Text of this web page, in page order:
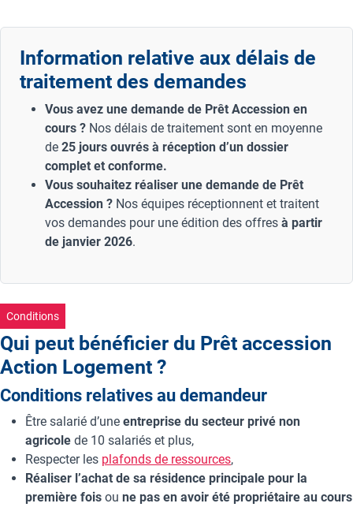
Information relative aux délais de
traitement des demandes
Vous avez une demande de Prêt Accession en
cours ? Nos délais de traitement sont en moyenne
de 25 jours ouvrés à réception d’un dossier
complet et conforme.
Vous souhaitez réaliser une demande de Prêt
Accession ? Nos équipes réceptionnent et traitent
vos demandes pour une édition des offres à partir
de janvier 2026.
Conditions
Qui peut bénéficier du Prêt accession
Action Logement ?
Conditions relatives au demandeur
Être salarié d’une entreprise du secteur privé non
agricole de 10 salariés et plus,
Respecter les plafonds de ressources,
Réaliser l’achat de sa résidence principale pour la
première fois ou ne pas en avoir été propriétaire au cours